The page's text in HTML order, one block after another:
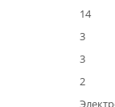
14
3
3
2